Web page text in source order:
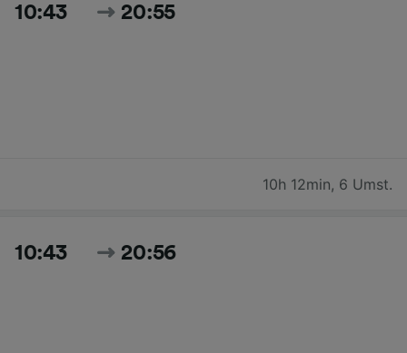
10:43 20:55
10h 12min, 6 Umst.
10:43 20:56